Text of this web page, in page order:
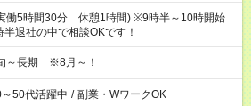
働5時間30分 休憩1時間) ※9時半～10時開始
退社の中で相談OKです！
～長期 ※8月～！
50代活躍中 / 副業・WワークOK